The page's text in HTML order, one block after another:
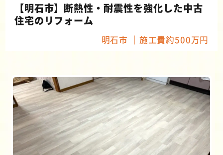
【明石市】断熱性・耐震性を強化した中古
住宅のリフォーム
明石市 施工費約500万円